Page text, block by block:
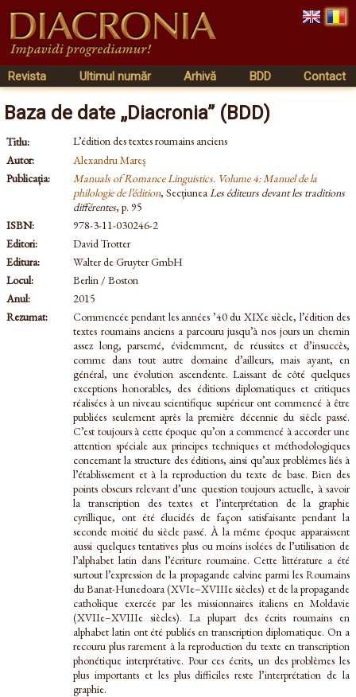
Revista Ultimul număr Arhivă BDD Contact
Baza de date „Diacronia” (BDD)
Titlu:
L’édition des textes roumains anciens
Autor:
Alexandru Mareș
Publicația:
Manuals of Romance Linguistics. Volume 4: Manuel de la
philologie de l’édition, SecțiuneaLes éditeurs devant les traditions
différentes, p. 95
ISBN:
978-3-11-030246-2
Editori:
David Trotter
Editura:
Walter de Gruyter GmbH
Locul:
Berlin / Boston
Anul:
2015
Rezumat:
Commencée pendant les années ’40 du XIXe siècle, l’édition des
textes roumains anciens a parcouru jusqu’à nos jours un chemin
assez long, parsemé, évidemment, de réussites et d’insuccès,
comme dans tout autre domaine d’ailleurs, mais ayant, en
général, une évolution ascendente. Laissant de côté quelques
exceptions honorables, des éditions diplomatiques et critiques
réalisées à un niveau scientifique supérieur ont commencé à être
publiées seulement après la première décennie du siècle passé.
C’est toujours à cette époque qu’on a commencé à accorder une
attention spéciale aux principes techniques et méthodologiques
concernant la structure des éditions, ainsi qu’aux problèmes liés à
l’établissement et à la reproduction du texte de base. Bien des
points obscurs relevant d’une question toujours actuelle, à savoir
la transcription des textes et l’interprétation de la graphie
cyrillique, ont été élucidés de façon satisfaisante pendant la
seconde moitié du siècle passé. À la même époque apparaissent
aussi quelques tentatives plus ou moins isolées de l’utilisation de
l’alphabet latin dans l’écriture roumaine. Cette littérature a été
surtout l’expression de la propagande calvine parmi les Roumains
du Banat-Hunedoara (XVIe–XVIIIe siècles) et de la propagande
catholique exercée par les missionnaires italiens en Moldavie
(XVIIe–XVIIIe siècles). La plupart des écrits roumains en
alphabet latin ont été publiés en transcription diplomatique. On a
recouru plus rarement à la reproduction du texte en transcription
phonétique interprétative. Pour ces écrits, un des problèmes les
plus importants et les plus difficiles reste l’interprétation de la
graphie.